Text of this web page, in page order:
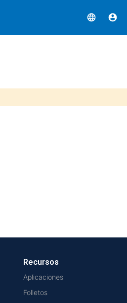
language account_circle
Recursos
Aplicaciones
Folletos